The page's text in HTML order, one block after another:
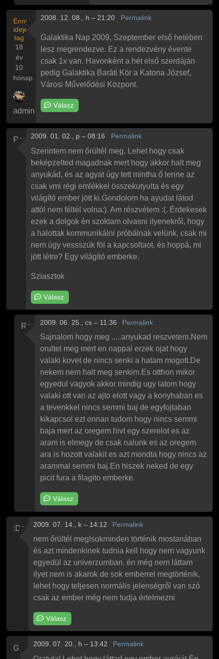
Ennyi
ideje
tag
18
év
10
hónap
admin
2008. 12. 08., h – 21:20 Permalink
Galaktika Nap 2009, Szeptember első hetében
lesz megrendezve. Ez a rendezvény évente
csak 1x van. Havonként a hét első szerdáján
pedig Galaktika Baráti Kör a Katona József,
Városi Művelődési Központ.
Válasz
Paul 2009. 01. 02., p – 08:16 Permalink
Szerintem nem őrültél meg. Lehet hogy csak
beképzelted magadnak mert hogy akkor halt meg
anyukád, és az agyat úgy tett mintha ő lenne az
csak vmi régi emlékkel összekutyulta és egy
világító ember jött ki.Gondolom ha ayudat látod
attól nem féltél volna:). Am részvétem :(. Érdekesek
ezek a dolgok én szoktam olvasni ilyenekről, hogy
a halottak kommunikálni próbálnak velünk, csak mi
nem úgy vessszük föl a kapcsoltaot, és hoppá, mi
jött létre? Egy világító emberke.
Sziasztok
Válasz
Raymond
VálaszPaul Őrületüzenetére
2009. 06. 25., cs – 11:36 Permalink
Sajnalom hogy meg .....anyukad reszvetem.Nem
orultel meg mert en nappal erzek ojat hogy
valaki kovet de nincs senki a hatam mogott.De
nekem nem halt meg senkim.Es otthon mikor
egyedul vagyok akkor mindig ugy latom hogy
valaki ott van az ajto elott vagy a konyhaban es
a tevenkkel nincs semmi baj de egyfojtaban
kikapcsol ezt onnan tudom hogy nincs semmi
baja mert az oregem hivt egy szerelot es az
aram is elmegy de csak nalunk es az oregem
ara is hozott valakit es azt mondta hogy nincs az
arammal semmi baj.En hiszek neked de egy
picit fura a filagito emberke.
Válasz
:Dorka2009. 07. 14., k – 14:12 Permalink
nem őrültél meg!sokminden történik mostanában
és azt mindenkinek tudnia kell hogy nem vagyunk
egyedül az univerzumban. én még nem láttam
ilyet nem is akarok de sok emberrel megtörténik,
lehet hogy teljesen normális jelenségről van szó
csak az ember még nem tudja értelmezni
Válasz
Gyula2009. 07. 20., h – 13:42 Permalink